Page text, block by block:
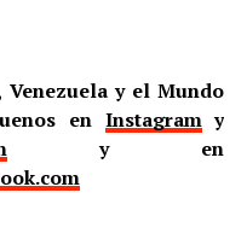
Venezuela y el Mundo
en Instagramy
y en